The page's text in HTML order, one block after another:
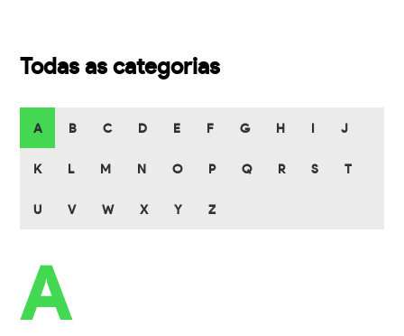
Todas as categorias
A B C D E F G H J
K L M N O P Q R S T
U V W X Y Z
A